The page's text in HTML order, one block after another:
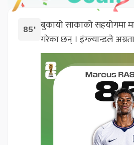
85' बुकायो साकाको सहयोगमा
गरेका छन् । इंग्ल्यान्डले